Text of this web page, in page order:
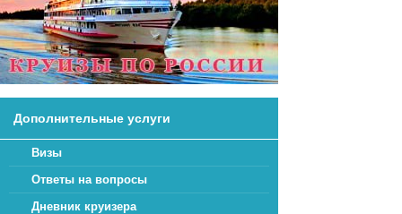
Дополнительные услуги
Визы
Ответы на вопросы
Дневник круизера